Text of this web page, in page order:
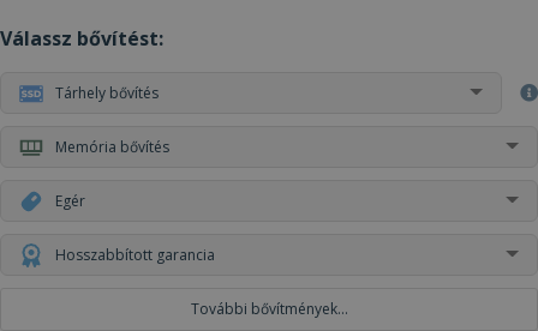
Válassz bővítést:
Tárhely bővítés
Memória bővítés
Egér
Hosszabbított garancia
További bővítmények...